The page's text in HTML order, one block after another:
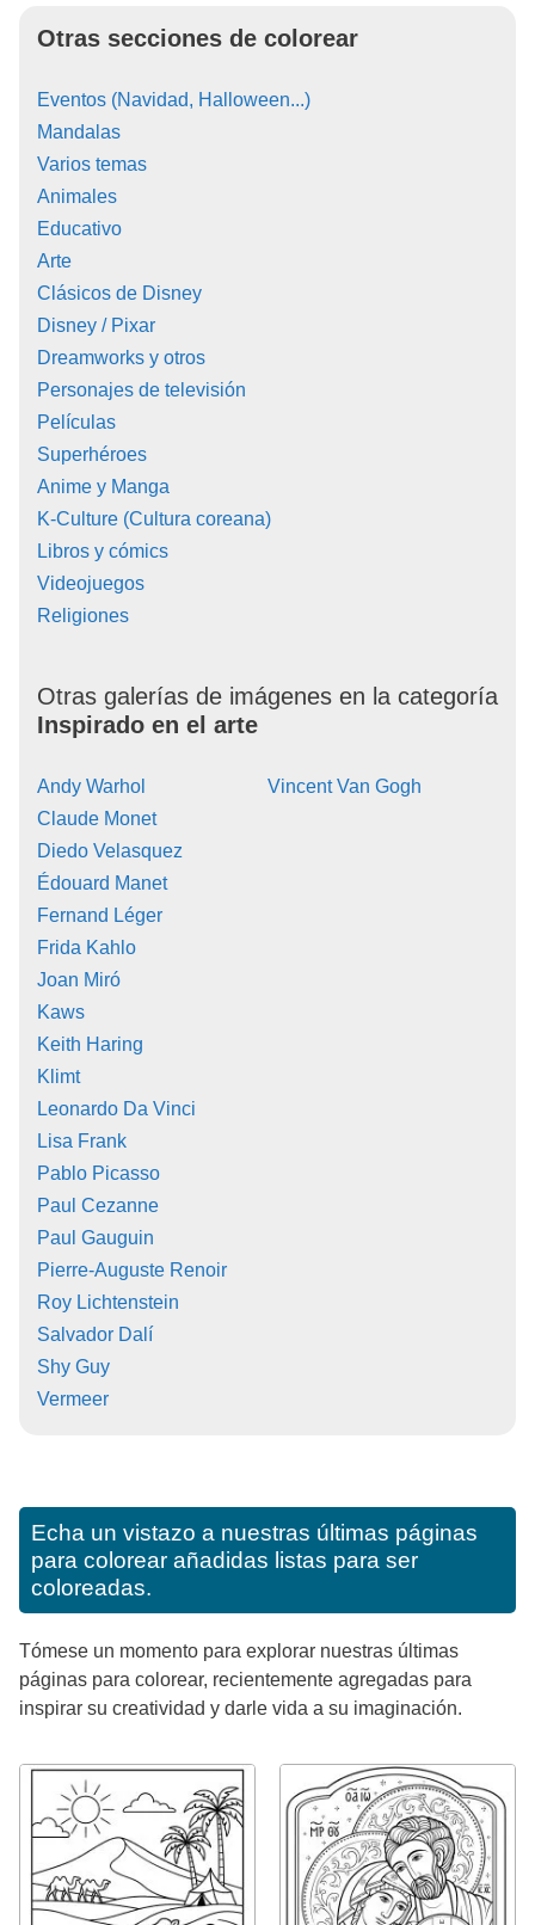
Otras secciones de colorear
Eventos (Navidad, Halloween...)
Mandalas
Varios temas
Animales
Educativo
Arte
Clásicos de Disney
Disney / Pixar
Dreamworks y otros
Personajes de televisión
Películas
Superhéroes
Anime y Manga
K-Culture (Cultura coreana)
Libros y cómics
Videojuegos
Religiones
Otras galerías de imágenes en la categoría
Inspirado en el arte
Andy Warhol
Claude Monet
Diedo Velasquez
Édouard Manet
Fernand Léger
Frida Kahlo
Joan Miró
Kaws
Keith Haring
Klimt
Leonardo Da Vinci
Lisa Frank
Pablo Picasso
Paul Cezanne
Paul Gauguin
Pierre-Auguste Renoir
Roy Lichtenstein
Salvador Dalí
Shy Guy
Vermeer
Vincent Van Gogh
Echa un vistazo a nuestras últimas páginas
para colorear añadidas listas para ser
coloreadas.
Tómese un momento para explorar nuestras últimas
páginas para colorear, recientemente agregadas para
inspirar su creatividad y darle vida a su imaginación.